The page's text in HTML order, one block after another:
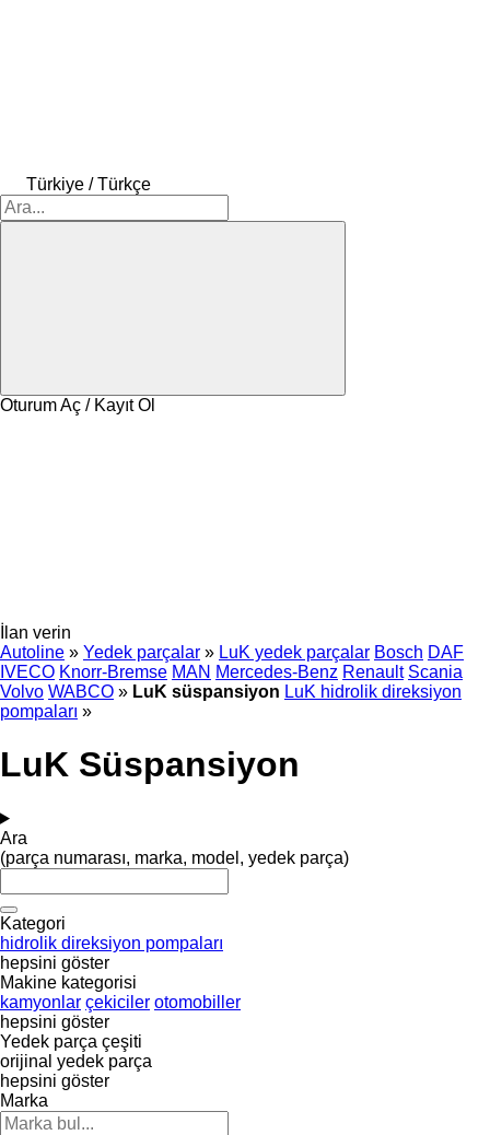
Türkiye / Türkçe
Oturum Aç / Kayıt Ol
İlan verin
Autoline » Yedek parçalar » LuK yedek parçalar Bosch DAF
IVECO Knorr-Bremse MAN Mercedes-Benz Renault Scania
Volvo WABCO » LuK süspansiyon LuK hidrolik direksiyon
pompaları »
LuK Süspansiyon
Ara
(parça numarası, marka, model, yedek parça)
Kategori
hidrolik direksiyon pompaları
hepsini göster
Makine kategorisi
kamyonlar çekiciler otomobiller
hepsini göster
Yedek parça çeşiti
orijinal yedek parça
hepsini göster
Marka